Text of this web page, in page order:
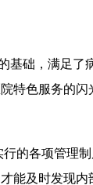
基础，满足了
特色服务的
的各项管理
能及时发现